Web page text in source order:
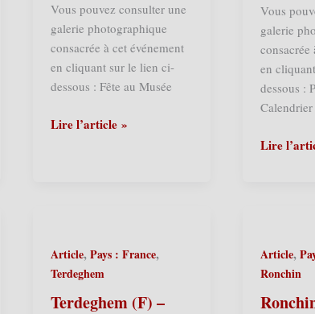
Vous pouvez consulter une
galerie photographique
consacrée à cet événement
en cliquant sur le lien ci-
dessous : Fête au Musée
Villeneuve
Air
–
Géante
Lire l’article »
Vous
galerie
consacrée
en
dessous :
Calendrier
Ath
–
du
Lire
Article,Pays : France,
Terdeghem
Terdeghem (F) –
Article,
Ronchin